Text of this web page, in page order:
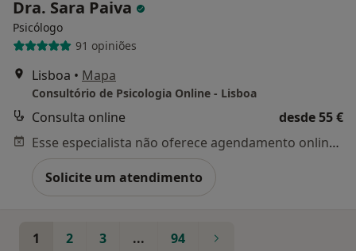
Dra. Sara Paiva
Psicólogo
91 opiniões
Lisboa • Mapa
Consultório de Psicologia Online - Lisboa
Consulta online
desde 55 €
Esse especialista não oferece agendamento online para esse endereço.
Solicite um atendimento
1 2 3 ... 94